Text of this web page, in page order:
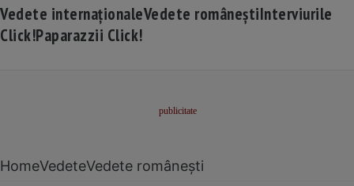
Vedete internaționaleVedete româneștiInterviurile
Click!Paparazzii Click!
HomeVedeteVedete românești